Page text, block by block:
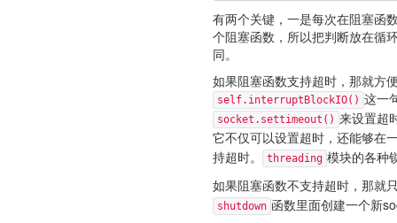
有两个关键，一是每次在阻塞函
个阻塞函数，所以把判断放在循
同。
如果阻塞函数支持超时，那就方
self.interruptBlockIO() 这一
socket.settimeout() 来设置超
它不仅可以设置超时，还能够在
持超时。
threading 模块的各种
如果阻塞函数不支持超时，那就
shutdown 函数里面创建一个新